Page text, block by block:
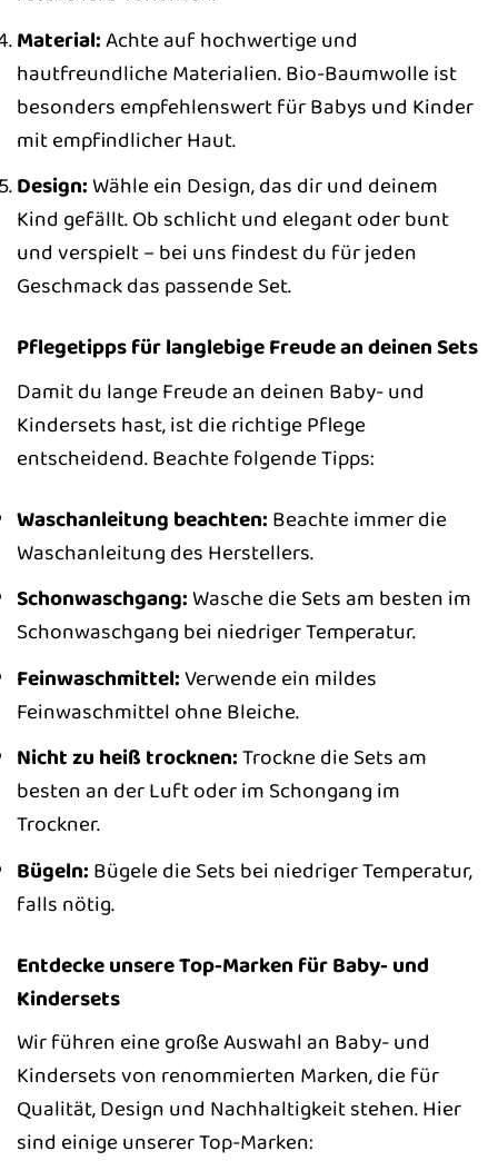
Material:Achte auf hochwertige und
hautfreundliche Materialien. Bio-Baumwolle ist
besonders empfehlenswert für Babys und Kinder
mit empfindlicher Haut.
Design:Wähle ein Design, das dir und deinem
Kind gefällt. Ob schlicht und elegant oder bunt
und verspielt – bei uns findest du für jeden
Geschmack das passende Set.
Pflegetipps für langlebige Freude an deinen Sets
Damit du lange Freude an deinen Baby- und
Kindersets hast, ist die richtige Pflege
entscheidend. Beachte folgende Tipps:
Waschanleitung beachten: Beachte immer die
Waschanleitung des Herstellers.
Schonwaschgang:Wasche die Sets am besten im
Schonwaschgang bei niedriger Temperatur.
Feinwaschmittel:Verwende ein mildes
Feinwaschmittel ohne Bleiche.
Nicht zu heiß trocknen:Trockne die Sets am
besten an der Luft oder im Schongang im
Trockner.
Bügeln: Bügele die Sets bei niedriger Temperatur,
falls nötig.
Entdecke unsere Top-Marken für Baby- und
Kindersets
Wir führen eine große Auswahl an Baby- und
Kindersets von renommierten Marken, die für
Qualität, Design und Nachhaltigkeit stehen. Hier
sind einige unserer Top-Marken: